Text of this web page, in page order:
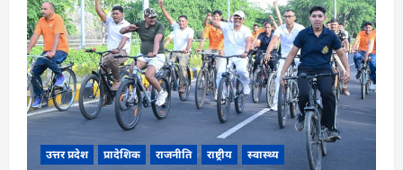
उत्तर प्रदेश प्रादेशिक राजनीति राष्ट्रीय स्वास्थ्य